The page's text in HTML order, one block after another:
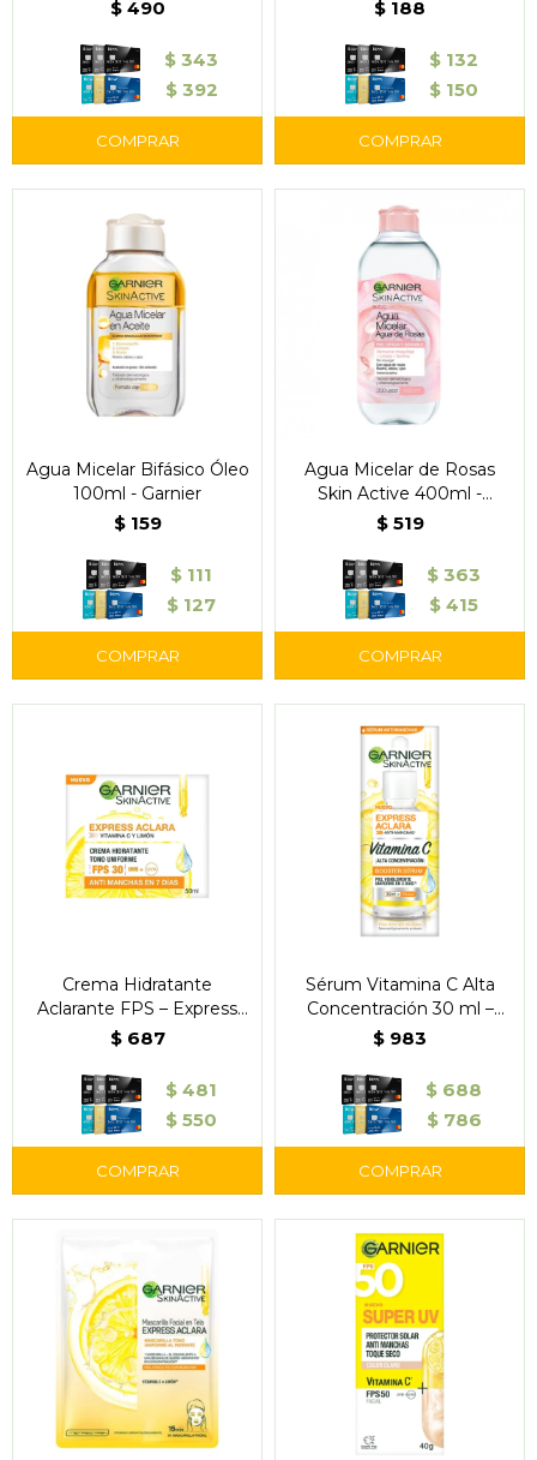
$ 490
$ 343
$ 392
$ 188
$ 132
$ 150
Agua Micelar Bifásico Óleo
100ml - Garnier
$ 159
$ 111
$ 127
Agua Micelar de Rosas
Skin Active 400ml -
Garnier
$ 519
$ 363
$ 415
Crema Hidratante
Aclarante FPS – Express
Aclara Garnier
$ 687
$ 481
$ 550
Sérum Vitamina C Alta
Concentración 30 ml –
Garnier
$ 983
$ 688
$ 786